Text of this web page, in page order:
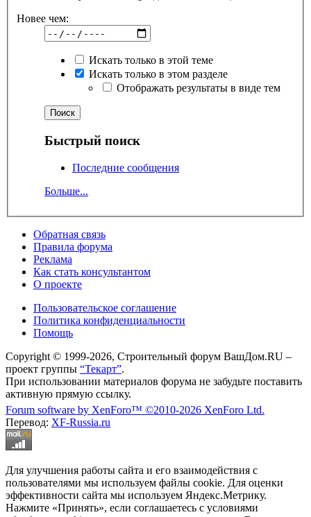
Новее чем:
Искать только в этой теме
Искать только в этом разделе
Отображать результаты в виде тем
Быстрый поиск
Последние сообщения
Больше...
Обратная связь
Правила форума
Реклама
Как стать консультантом
О проекте
Пользовательское соглашение
Политика конфиденциальности
Помощь
Copyright © 1999-2026, Строительный форум ВашДом.RU –
проект группы “Текарт”.
При использовании материалов форума не забудьте поставить
активную прямую ссылку.
Forum software by XenForo™ ©2010-2026 XenForo Ltd.
Перевод: XF-Russia.ru
Для улучшения работы сайта и его взаимодействия с
пользователями мы используем файлы cookie. Для оценки
эффективности сайта мы используем Яндекс.Метрику.
Нажмите «Принять», если соглашаетесь с условиями